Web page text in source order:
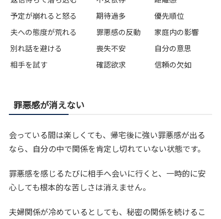
予定が崩れると怒る
期待過多
優先順位
夫への態度が荒れる
罪悪感の反動
家庭内の影響
別れ話を避ける
喪失不安
自分の意思
相手を試す
確認欲求 信頼の欠如
罪悪感が消えない
会っている間は楽しくても、帰宅後に強い罪悪感が出る
なら、自分の中で関係を肯定し切れていない状態です。
罪悪感を感じるたびに相手へ会いに行くと、一時的に安
心しても根本的な苦しさは消えません。
夫婦関係が冷めているとしても、秘密の関係を続けるこ